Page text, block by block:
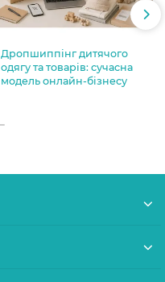
Дропшиппінг дитячого
одягу та товарів: сучасна
модель онлайн-бізнесу